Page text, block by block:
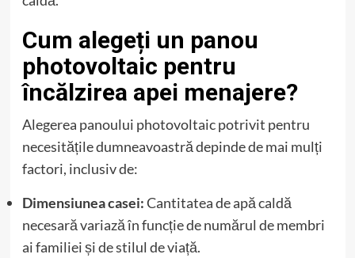
Cum alegeți un panou
photovoltaic pentru
încălzirea apei menajere?
Alegerea panoului photovoltaic potrivit pentru
necesitățile dumneavoastră depinde de mai mulți
factori, inclusiv de:
Dimensiunea casei:Cantitatea de apă caldă
necesară variază în funcție de numărul de membri
ai familiei și de stilul de viață.